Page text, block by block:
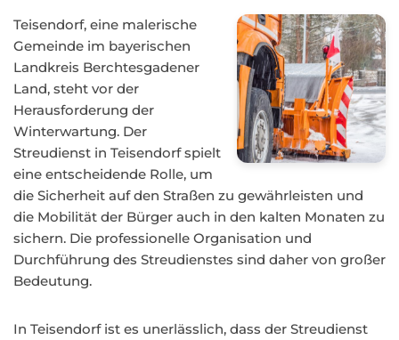
Teisendorf, eine malerische
Gemeinde im bayerischen
Landkreis Berchtesgadener
Land, steht vor der
Herausforderung der
Winterwartung. Der
Streudienst in Teisendorf spielt
eine entscheidende Rolle, um
die Sicherheit auf den Straßen zu gewährleisten und
die Mobilität der Bürger auch in den kalten Monaten zu
sichern. Die professionelle Organisation und
Durchführung des Streudienstes sind daher von großer
Bedeutung.
In Teisendorf ist es unerlässlich, dass der Streudienst